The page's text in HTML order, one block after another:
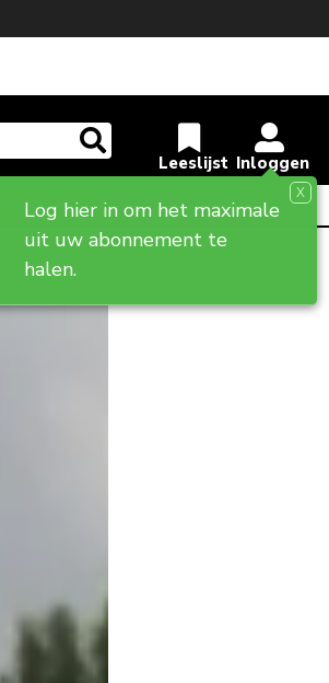
Log hier in om het maximale
uit uw abonnement te
halen.
X